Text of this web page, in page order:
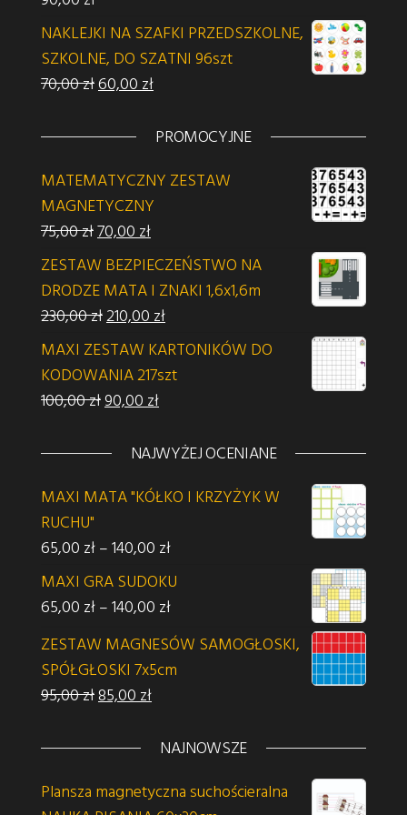
NAKLEJKI NA SZAFKI PRZEDSZKOLNE,
SZKOLNE, DO SZATNI 96szt
70,00złPierwotna cena wynosiła: 70,00 zł.
60,00 złAktualna cena wynosi: 60,00 zł.
PROMOCYJNE
MATEMATYCZNY ZESTAW
MAGNETYCZNY
75,00złPierwotna cena wynosiła: 75,00 zł.
70,00 złAktualna cena wynosi: 70,00 zł.
ZESTAW BEZPIECZEŃSTWO NA
DRODZE MATA I ZNAKI 1,6x1,6m
230,00złPierwotna cena wynosiła: 230,00 zł.
210,00 złAktualna cena wynosi: 210,00 zł.
MAXI ZESTAW KARTONIKÓW DO
KODOWANIA 217szt
100,00złPierwotna cena wynosiła: 100,00 zł.
90,00 złAktualna cena wynosi: 90,00 zł.
NAJWYŻEJ OCENIANE
MAXI MATA "KÓŁKO I KRZYŻYK W
RUCHU"
65,00 zł–140,00 złZakres cen: od 65,00 zł do 140,00
MAXI GRA SUDOKU
65,00 zł–140,00 złZakres cen: od 65,00 zł do 140,00
ZESTAW MAGNESÓW SAMOGŁOSKI,
SPÓŁGŁOSKI 7x5cm
95,00złPierwotna cena wynosiła: 95,00 zł.
85,00 złAktualna cena wynosi: 85,00 zł.
NAJNOWSZE
Plansza magnetyczna suchościeralna